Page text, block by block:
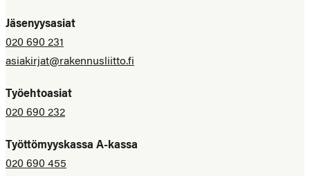
Jäsenyysasiat
020 690 231
asiakirjat@rakennusliitto.fi
Työehtoasiat
020 690 232
Työttömyyskassa A-kassa
020 690 455